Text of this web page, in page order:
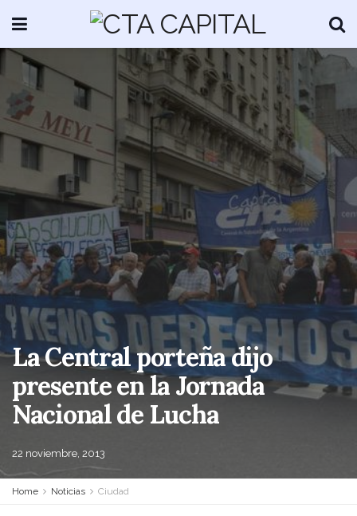
La Central porteña dijo
presente en la Jornada
Nacional de Lucha
22 noviembre, 2013
Home Noticias Ciudad